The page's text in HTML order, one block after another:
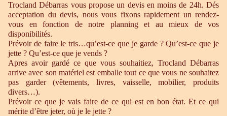
Trocland Débarras vous propose un devis en moins de 24h. Dés
acceptation du devis, nous vous fixons rapidement un rendez-
vous en fonction de notre planning et au mieux de vos
disponibilités.
Prévoir de faire le tris…qu’est-ce que je garde ? Qu’est-ce que je
jette ? Qu’est-ce que je vends ?
Apres avoir gardé ce que vous souhaitiez, Trocland Débarras
arrive avec son matériel est emballe tout ce que vous ne souhaitez
pas garder (vêtements, livres, vaisselle, mobilier, produits
divers…).
Prévoir ce que je vais faire de ce qui est en bon état. Et ce qui
mérite d’être jeter, où je le jette ?